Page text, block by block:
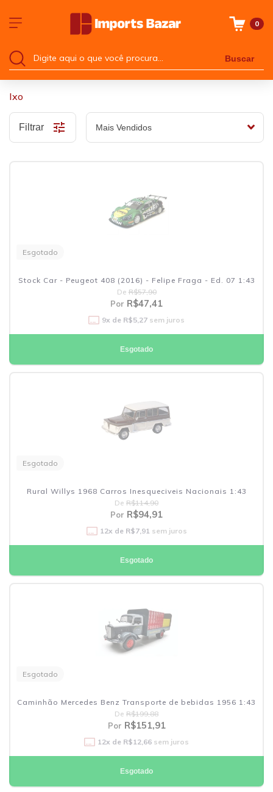
0
Buscar
Ixo
Filtrar
Esgotado
Stock Car - Peugeot 408 (2016) - Felipe Fraga - Ed. 07 1:43
De R$57,90
Por R$47,41
9x de R$5,27 sem juros
Esgotado
Esgotado
Rural Willys 1968 Carros Inesqueciveis Nacionais 1:43
De R$114,90
Por R$94,91
12x de R$7,91 sem juros
Esgotado
Esgotado
Caminhão Mercedes Benz Transporte de bebidas 1956 1:43
De R$199,88
Por R$151,91
12x de R$12,66 sem juros
Esgotado